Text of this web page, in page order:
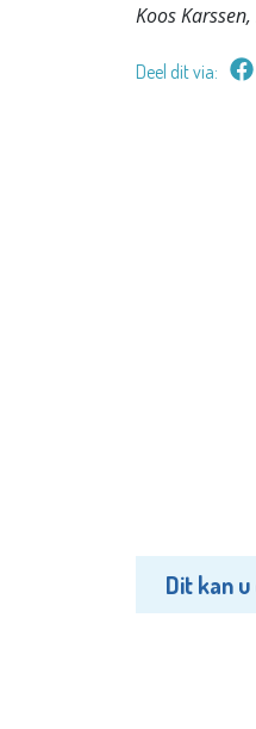
Koos
Deel dit via:
Dit kan